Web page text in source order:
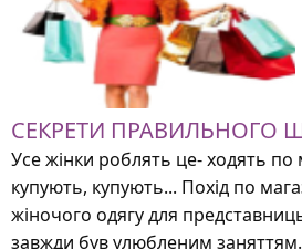
СЕКРЕТИ ПРАВИЛЬНОГО
Усе жінки роблять це- ходять по
купують, купують... Похід по
жіночого одягу для
завжди був улюбленим